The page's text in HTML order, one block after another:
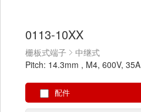
0113-10XX
栅板式端子
中继式
Pitch: 14.3mm , M4, 600V, 35A
配件